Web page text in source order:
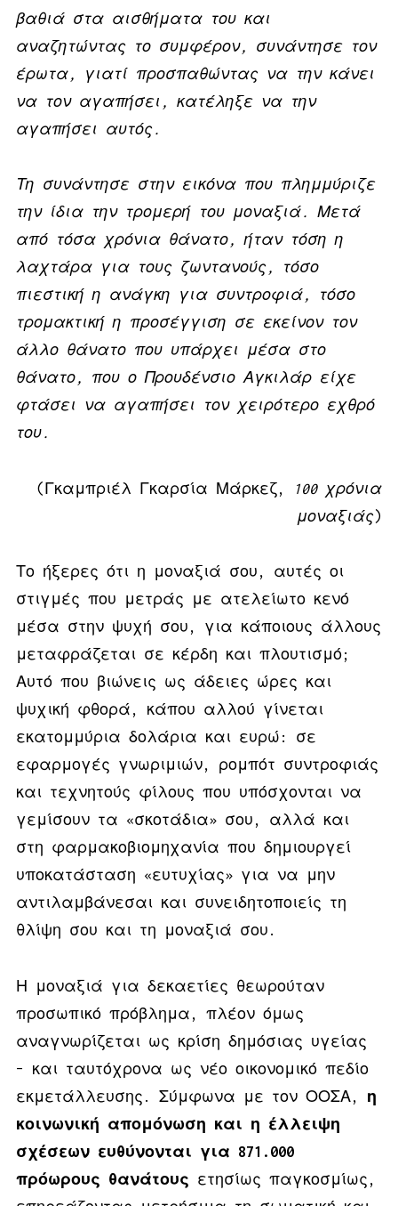
βαθιά στα αισθήματα του και
αναζητώντας το συμφέρον, συνάντησε τον
έρωτα, γιατί προσπαθώντας να την κάνει
να τον αγαπήσει, κατέληξε να την
αγαπήσει αυτός.
Τη συνάντησε στην εικόνα που πλημμύριζε
την ίδια την τρομερή του μοναξιά. Μετά
από τόσα χρόνια θάνατο, ήταν τόση η
λαχτάρα για τους ζωντανούς, τόσο
πιεστική η ανάγκη για συντροφιά, τόσο
τρομακτική η προσέγγιση σε εκείνον τον
άλλο θάνατο που υπάρχει μέσα στο
θάνατο, που ο Προυδένσιο Αγκιλάρ είχε
φτάσει να αγαπήσει τον χειρότερο εχθρό
του.
(Γκαμπριέλ Γκαρσία Μάρκεζ,
100 χρόνια
μοναξιάς)
Το ήξερες ότι η μοναξιά σου, αυτές οι
στιγμές που μετράς με ατελείωτο κενό
μέσα στην ψυχή σου, για κάποιους άλλους
μεταφράζεται σε κέρδη και πλουτισμό;
Αυτό που βιώνεις ως άδειες ώρες και
ψυχική φθορά, κάπου αλλού γίνεται
εκατομμύρια δολάρια και ευρώ: σε
εφαρμογές γνωριμιών, ρομπότ συντροφιάς
και τεχνητούς φίλους που υπόσχονται να
γεμίσουν τα «σκοτάδια» σου, αλλά και
στη φαρμακοβιομηχανία που δημιουργεί
υποκατάσταση «ευτυχίας» για να μην
αντιλαμβάνεσαι και συνειδητοποιείς τη
θλίψη σου και τη μοναξιά σου.
Η μοναξιά για δεκαετίες θεωρούταν
προσωπικό πρόβλημα, πλέον όμως
αναγνωρίζεται ως κρίση δημόσιας υγείας
– και ταυτόχρονα ως νέο οικονομικό πεδίο
εκμετάλλευσης. Σύμφωνα με τον ΟΟΣΑ, η
κοινωνική απομόνωση και η έλλειψη
σχέσεων ευθύνονται για 871.000
πρόωρους θανάτους ετησίως παγκοσμίως,